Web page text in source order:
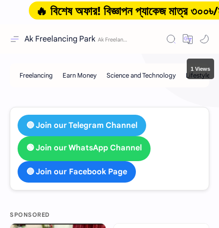
Ak Freelancing Park
🔥 বিশেষ অফার! বিজ্ঞাপন প্যাকেজ মাত্র ৩০০৳/মাস
🔵 Join our Telegram Channel
🟢 Join our WhatsApp Channel
🔵 Join our Facebook Page
SPONSORED
1 Views